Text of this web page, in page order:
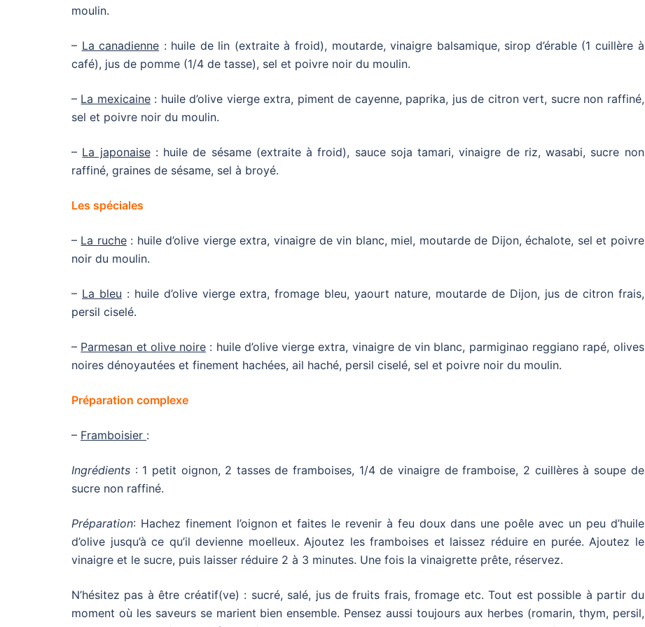
moulin.
– La canadienne : huile de lin (extraite à froid), moutarde, vinaigre balsamique, sirop d’érable (1 cuillère à
café), jus de pomme (1/4 de tasse), sel et poivre noir du moulin.
– La mexicaine: huile d’olive vierge extra, piment de cayenne, paprika, jus de citron vert, sucre non raffiné,
sel et poivre noir du moulin.
– La japonaise: huile de sésame (extraite à froid), sauce soja tamari, vinaigre de riz, wasabi, sucre non
raffiné, graines de sésame, sel à broyé.
Les spéciales
– La ruche: huile d’olive vierge extra, vinaigre de vin blanc, miel, moutarde de Dijon, échalote, sel et poivre
noir du moulin.
– La bleu : huile d’olive vierge extra, fromage bleu, yaourt nature, moutarde de Dijon, jus de citron frais,
persil ciselé.
– Parmesan et olive noire : huile d’olive vierge extra, vinaigre de vin blanc, parmiginao reggiano rapé, olives
noires dénoyautées et finement hachées, ail haché, persil ciselé, sel et poivre noir du moulin.
Préparation complexe
– Framboisier :
Ingrédients : 1 petit oignon, 2 tasses de framboises, 1/4 de vinaigre de framboise, 2 cuillères à soupe de
sucre non raffiné.
Préparation: Hachez finement l’oignon et faites le revenir à feu doux dans une poêle avec un peu d’huile
d’olive jusqu’à ce qu’il devienne moelleux. Ajoutez les framboises et laissez réduire en purée. Ajoutez le
vinaigre et le sucre, puis laisser réduire 2 à 3 minutes. Une fois la vinaigrette prête, réservez.
N’hésitez pas à être créatif(ve) : sucré, salé, jus de fruits frais, fromage etc. Tout est possible à partir du
moment où les saveurs se marient bien ensemble. Pensez aussi toujours aux herbes (romarin, thym, persil,